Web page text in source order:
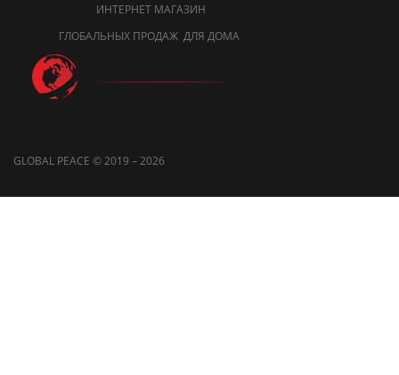
ИНТЕРНЕТ МАГАЗИН
ГЛОБАЛЬНЫХ ПРОДАЖ ДЛЯ ДОМА
GLOBAL PEACE © 2019 – 2026